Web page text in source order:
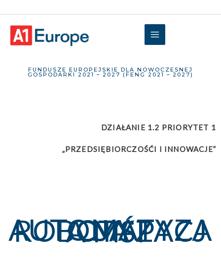
FUNDUSZE EUROPEJSKIE DLA NOWOCZESNEJ
GOSPODARKI 2021 – 2027 (FENG 2021 – 2027)
DZIAŁANIE 1.2 PRIORYTET 1
„PRZEDSIĘBIORCZOŚĆI I INNOWACJE”
AUTOMATYZACJA I ROBOTYZACJA MŚP